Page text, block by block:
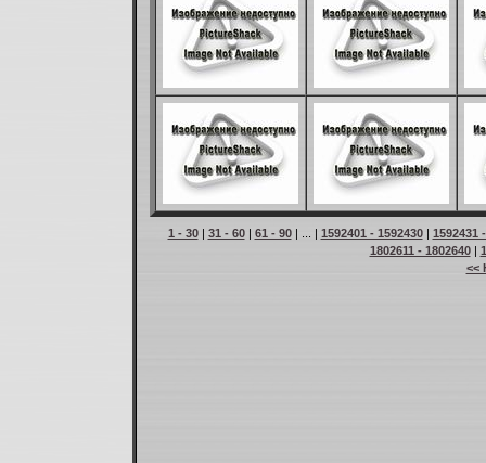
1 - 30| 31 - 60| 61 - 90| ... | 1592401 - 1592430| 1592431
1802611 - 1802640|
<<